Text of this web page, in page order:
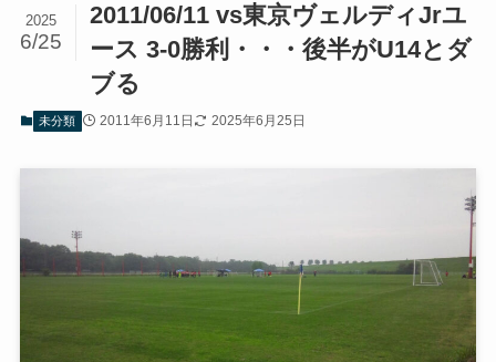
2011/06/11 vs東京ヴェルディJrユ
ース 3-0勝利・・・後半がU14とダ
ブる
2025
6/25
未分類 2011年6月11日 2025年6月25日